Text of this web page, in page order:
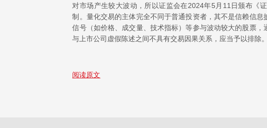
对市场产生较大波动，所以证监会在2024年5月11日颁布《
制。量化交易的主体完全不同于普通投资者，其不是信赖信
信号（如价格、成交量、技术指标）等参与波动较大的股票
与上市公司虚假陈述之间不具有交易因果关系，应当予以排除。
阅读原文